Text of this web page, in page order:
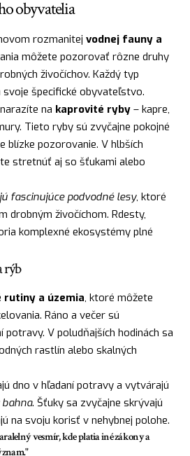
obyvatelia
rozmanitej vodnej fauny a
môžete pozorovať rôzne druhy
živočíchov. Každý typ
špecifické obyvateľstvo.
na kaprovité ryby – kapre,
Tieto ryby sú zvyčajne pokojné
blízke pozorovanie. V hlbších
stretnúť aj so šťukami alebo
fascinujúce podvodné lesy, ktoré
drobným živočíchom. Rdesty,
komplexné ekosystémy plné
rýb
rutiny a územia, ktoré môžete
Ráno a večer sú
potravy. V poludňajších hodinách sa
rastlín alebo skalných
dno v hľadaní potravy a vytvárajú
. Šťuky sa zvyčajne skrývajú
na svoju korisť v nehybnej polohe.
vesmír, kde platia iné zákony a